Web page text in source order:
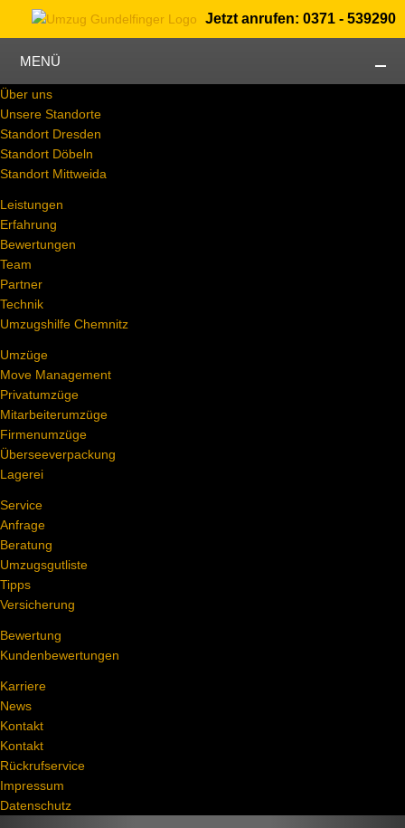
Jetzt anrufen: 0371 - 539290
MENÜ
Über uns
Unsere Standorte
Standort Dresden
Standort Döbeln
Standort Mittweida
Leistungen
Erfahrung
Bewertungen
Team
Partner
Technik
Umzugshilfe Chemnitz
Umzüge
Move Management
Privatumzüge
Mitarbeiterumzüge
Firmenumzüge
Überseeverpackung
Lagerei
Service
Anfrage
Beratung
Umzugsgutliste
Tipps
Versicherung
Bewertung
Kundenbewertungen
Karriere
News
Kontakt
Kontakt
Rückrufservice
Impressum
Datenschutz